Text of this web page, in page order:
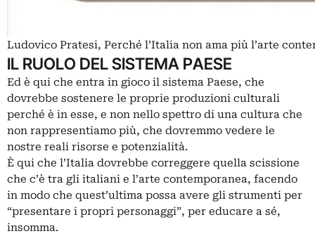
Ludovico Pratesi, Perché l’Italia non ama più l’arte
IL RUOLO DEL SISTEMA PAESE
Ed è qui che entra in gioco il sistema Paese, che
dovrebbe sostenere le proprie produzioni culturali
perché è in esse, e non nello spettro di una cultura che
non rappresentiamo più, che dovremmo vedere le
nostre reali risorse e potenzialità.
È qui che l’Italia dovrebbe correggere quella scissione
che c’è tra gli italiani e l’arte contemporanea, facendo
in modo che quest’ultima possa avere gli strumenti per
“presentare i propri personaggi”, per educare a sé,
insomma.